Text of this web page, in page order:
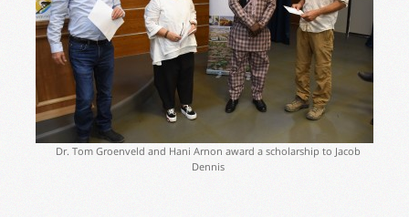
Dr. Tom Groenveld and Hani Arnon award a scholarship to Jacob
Dennis